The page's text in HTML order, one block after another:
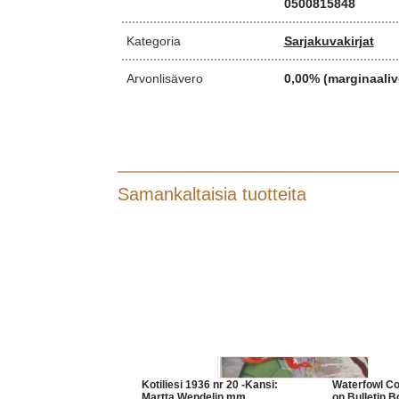
0500815848
Kategoria Sarjakuvakirjat
Arvonlisävero 0,00%
Samankaltaisia tuotteita
Kotiliesi 1936 nr 20 -Kansi:
Waterfowl